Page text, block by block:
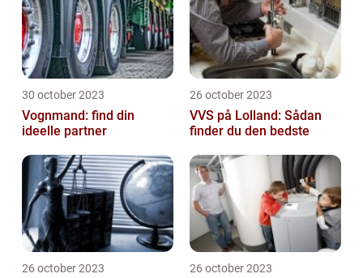
30 october 2023
Vognmand: find din
ideelle partner
26 october 2023
VVS på Lolland: Sådan
finder du den bedste
26 october 2023 26 october 2023